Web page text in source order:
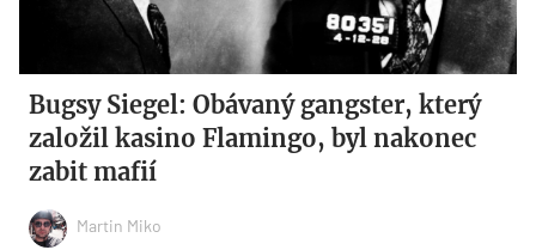
Bugsy Siegel: Obávaný gangster, který
založil kasino Flamingo, byl nakonec
zabit mafií
Martin Miko